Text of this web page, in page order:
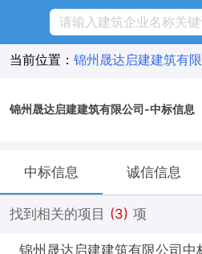
当前位置： 锦州晟达启建建筑有
锦州晟达启建建筑有限公司-中标信息
中标信息 诚信信息
找到相关的项目 (3) 项
锦州晟达启建建筑有限公司